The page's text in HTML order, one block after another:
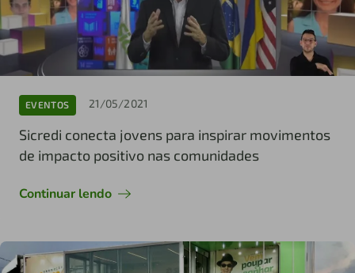
EVENTOS 21/05/2021
Sicredi conecta jovens para inspirar movimentos
de impacto positivo nas comunidades
Continuar lendo